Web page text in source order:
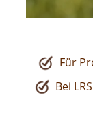
Für
Bei